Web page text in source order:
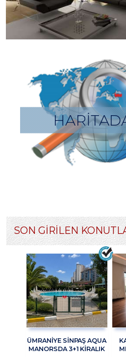
SON GİRİLEN
ÜMRANİYE SİNPAŞ AQUA
MANORSDA 3+1 KİRALIK